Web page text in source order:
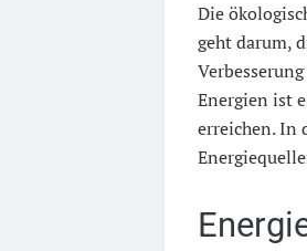
Die
geht darum,
Energien ist
erreichen. In